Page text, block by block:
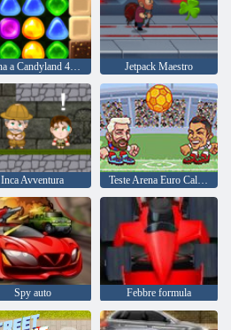
Torna a Candyland 4: Lollipop Garden Jetpack Maestro
Inca Avventura
Spy auto Febbre formula